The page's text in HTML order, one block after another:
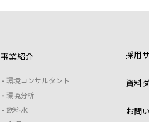
事業紹介
環境コンサルタント
環境分析
飲料水
採用
資料
お問